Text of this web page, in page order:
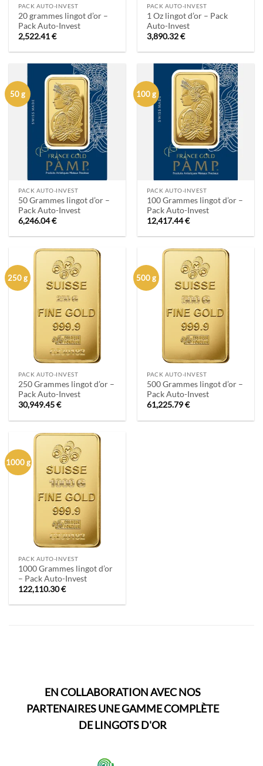
PACK AUTO-INVEST
20 grammes lingot d’or –
Pack Auto-Invest
2,522.41€
PACK AUTO-INVEST
1 Oz lingot d’or – Pack
Auto-Invest
3,890.32€
50 g
PACK AUTO-INVEST
50 Grammes lingot d’or –
Pack Auto-Invest
6,246.04€
100 g
PACK AUTO-INVEST
100 Grammes lingot d’or –
Pack Auto-Invest
12,417.44€
250 g
PACK AUTO-INVEST
250 Grammes lingot d’or –
Pack Auto-Invest
30,949.45€
500 g
PACK AUTO-INVEST
500 Grammes lingot d’or –
Pack Auto-Invest
61,225.79€
1000 g
PACK AUTO-INVEST
1000 Grammes lingot d’or
– Pack Auto-Invest
122,110.30€
EN COLLABORATION AVEC NOS
PARTENAIRES UNE GAMME COMPLÈTE
DE LINGOTS D'OR